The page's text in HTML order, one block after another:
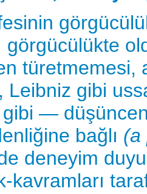
görgücülükte
Leibniz gibi
gibi —
bağlı (a
deneyim
kavramları